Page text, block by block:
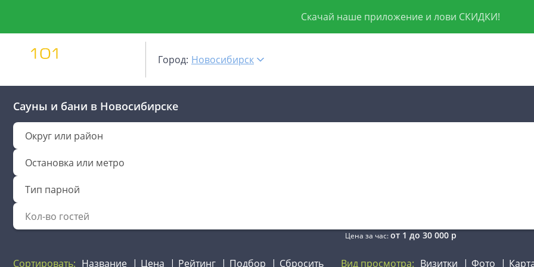
Скачай наше приложение и лови СКИДКИ!
Город: Новосибирск
Сауны и бани в Новосибирске
Округ или район
Остановка или метро
Тип парной
Цена за час:от 1 до 30 000р
Сортировать: Название Цена Рейтинг Подбор Сбросить Вид просмотра: Визитки Фото